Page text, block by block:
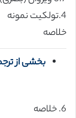
4.تولکیت نمونه
خلاصه
بخشی از
6. خلاصه